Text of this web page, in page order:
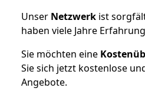
Unser Netzwerk ist
haben viele Jahre
Sie möchten eine
Sie sich jetzt kostenlose
Angebote.